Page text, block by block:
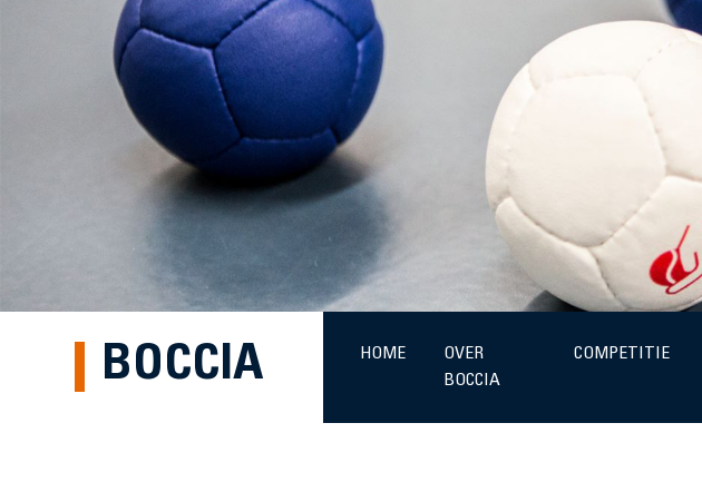
BOCCIA HOME
OVER
BOCCIA
COMPETITIE